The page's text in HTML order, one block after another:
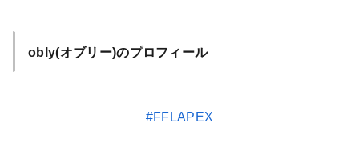
obly(オブリー)のプロフィール
#FFLAPEX